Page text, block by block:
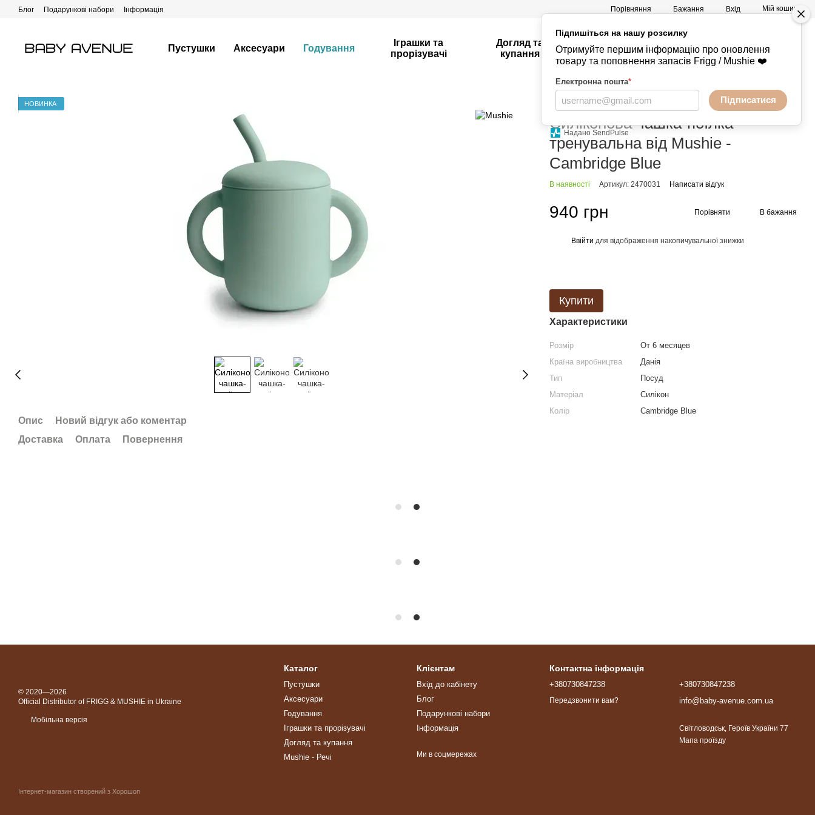
Перейти до основного контенту
Підпишіться на нашу розсилку
Отримуйте першим інформацію про оновлення
товару та поповнення запасів Frigg / Mushie ❤️
Електронна пошта*
Підписатися
Надано SendPulse
Блог Подарункові набори Інформація Порівняння Бажання Вхід Мій кошик
Пустушки Аксесуари Годування
Іграшки та
прорізувачі
Догляд та
купання
Mushie -
Речі
+380730847238
НОВИНКА
Опис
Новий відгук або коментар
Доставка
Оплата Повернення
Головна Годування Поїльники Поїльники Mushie
Силіконова чашка-поїлка
тренувальна від Mushie -
Cambridge Blue
В наявності Артикул: 2470031 Написати відгук
940 грн Порівняти В бажання
Ввійти для відображення накопичувальної знижки
Купити
Характеристики
Розмір
От 6 месяцев
Країна виробництва
Данія
Тип
Посуд
Матеріал
Силікон
Колір
Cambridge Blue
© 2020—2026
Official Distributor of FRIGG & MUSHIE in Ukraine
Мобільна версія
Інтернет-магазин створений з Хорошоп
Каталог
Пустушки
Аксесуари
Годування
Іграшки та прорізувачі
Догляд та купання
Mushie - Речі
Клієнтам
Вхід до кабінету
Блог
Подарункові набори
Інформація
Ми в соцмережах
Контактна інформація
+380730847238
Передзвонити вам?
+380730847238
info@baby-avenue.com.ua
Світловодськ, Героїв України 77
Мапа проїзду